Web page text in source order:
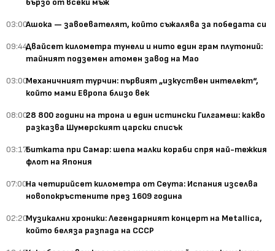
бързо от всеки мъж
03:00Ашока — завоевателят, който съжалява за победата си
09:44Двайсет километра тунели и нито един грам плутоний:
тайният подземен атомен завод на Мао
03:00Механичният турчин: първият „изкуствен интелект“,
който мами Европа близо век
08:0028 800 години на трона и един истински Гилгамеш: какво
разказва Шумерският царски списък
03:17Битката при Самар: шепа малки кораби спря най-тежкия
флот на Япония
07:00На четирийсет километра от Сеута: Испания изселва
новопокръстените през 1609 година
02:20Музикални хроники: Легендарният концерт на Metallica,
който беляза разпада на СССР